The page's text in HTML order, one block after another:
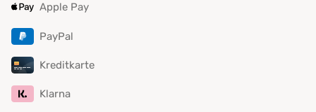
Apple Pay
PayPal
Kreditkarte
Klarna